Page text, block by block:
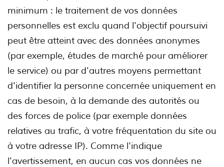
minimum : le traitement de vos données
personnelles est exclu quand l'objectif poursuivi
peut être atteint avec des données anonymes
(par exemple, études de marché pour améliorer
le service) ou par d'autres moyens permettant
d'identifier la personne concernée uniquement en
cas de besoin, à la demande des autorités ou
des forces de police (par exemple données
relatives au trafic, à votre fréquentation du site ou
à votre adresse IP). Comme l'indique
l'avertissement, en aucun cas vos données ne